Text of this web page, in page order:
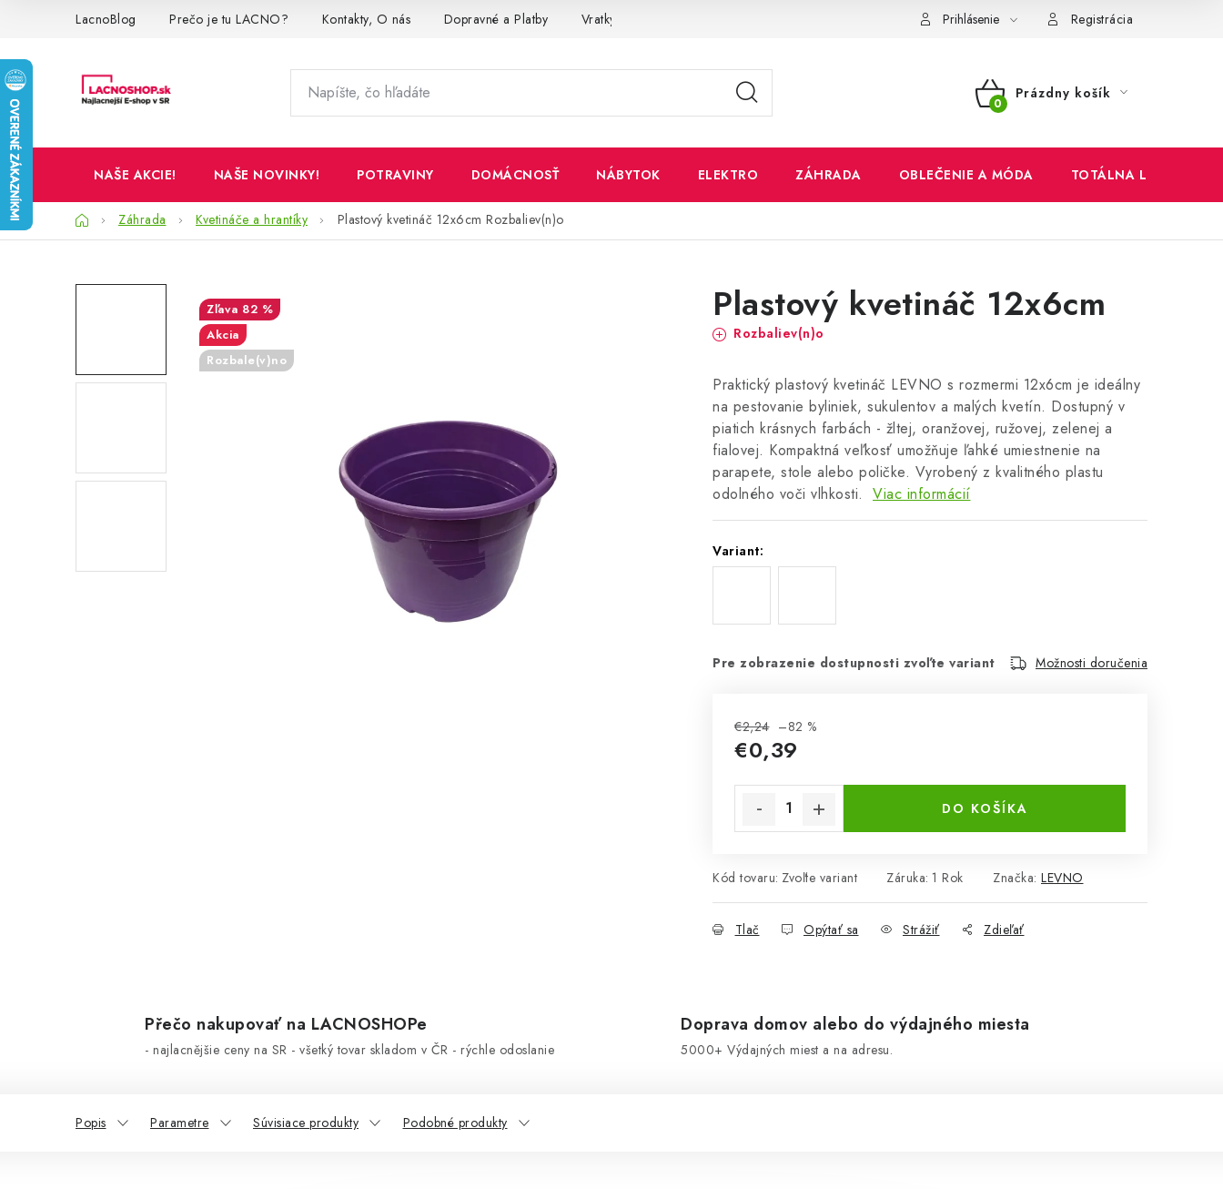
LacnoBlog Prečo je tu LACNO? Kontakty, O nás Dopravné a Platby Vratky a Reklamácie Ochrana osobných údajov Reklamačný poriadok
Prihlásenie Registrácia
NÁKUPNÝ
Prázdny košík
NAŠE AKCIE! NAŠE NOVINKY! POTRAVINY DOMÁCNOSŤ NÁBYTOK ELEKTRO ZÁHRADA OBLEČENIE A MÓDA TOTÁLNA LIKVIDÁCIA
DomovZáhrada Kvetináče a hrantíky Plastový kvetináč 12x6cm Rozbaliev(n)o
Plastový kvetináč 12x6cm
Rozbaliev(n)o
Praktický plastový kvetináč LEVNO s rozmermi 12x6cm je ideálny
na pestovanie byliniek, sukulentov a malých kvetín. Dostupný v
piatich krásnych farbách - žltej, oranžovej, ružovej, zelenej a
fialovej. Kompaktná veľkosť umožňuje ľahké umiestnenie na
parapete, stole alebo poličke. Vyrobený z kvalitného plastu
odolného voči vlhkosti. Viac informácií
Variant:
Pre zobrazenie dostupnosti zvoľte variant Možnosti doručenia
€2,24 –82 %
€0,39
DO KOŠÍKA
Kód tovaru: Zvoľte variant Záruka: 1 Rok Značka: LEVNO
Tlač Opýtať sa Strážiť Zdieľať
82 %
Akcia
Rozbale(v)no
Přečo nakupovať na LACNOSHOPe
- najlacnějšie ceny na SR - všetký tovar skladom v ČR - rýchle odoslanie
Doprava domov alebo do výdajného miesta
5000+ Výdajných miest a na adresu.
Popis Parametre Súvisiace produkty Podobné produkty